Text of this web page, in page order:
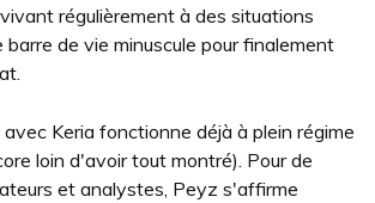
régulièrement à des situations
barre de vie minuscule pour finalement
Keria fonctionne déjà à plein régime
loin d'avoir tout montré). Pour de
et analystes, Peyz s'affirme